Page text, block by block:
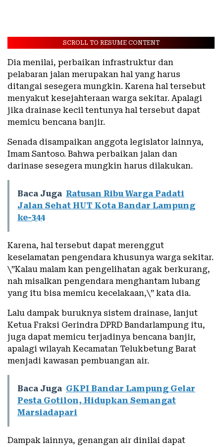
SCROLL TO RESUME CONTENT
Dia menilai, perbaikan infrastruktur dan
pelabaran jalan merupakan hal yang harus
ditangai sesegera mungkin. Karena hal tersebut
menyakut kesejahteraan warga sekitar. Apalagi
jika drainase kecil tentunya hal tersebut dapat
memicu bencana banjir.
Senada disampaikan anggota legislator lainnya,
Imam Santoso. Bahwa perbaikan jalan dan
darinase sesegera mungkin harus dilakukan.
Baca Juga Ratusan Ribu Warga Padati
Jalan Sehat HUT Kota Bandar Lampung
ke-344
Karena, hal tersebut dapat merenggut
keselamatan pengendara khusunya warga sekitar.
\”Kalau malam kan pengelihatan agak berkurang,
nah misalkan pengendara menghantam lubang
yang itu bisa memicu kecelakaan,\” kata dia.
Lalu dampak buruknya sistem drainase, lanjut
Ketua Fraksi Gerindra DPRD Bandarlampung itu,
juga dapat memicu terjadinya bencana banjir,
apalagi wilayah Kecamatan Telukbetung Barat
menjadi kawasan pembuangan air.
Baca Juga GKPI Bandar Lampung Gelar
Pesta Gotilon, Hidupkan Semangat
Marsiadapari
Dampak lainnya, genangan air dinilai dapat